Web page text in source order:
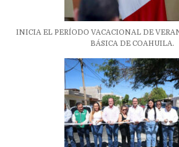
INICIA EL PERÍODO VACACIONAL DE
BÁSICA DE COAHUILA.